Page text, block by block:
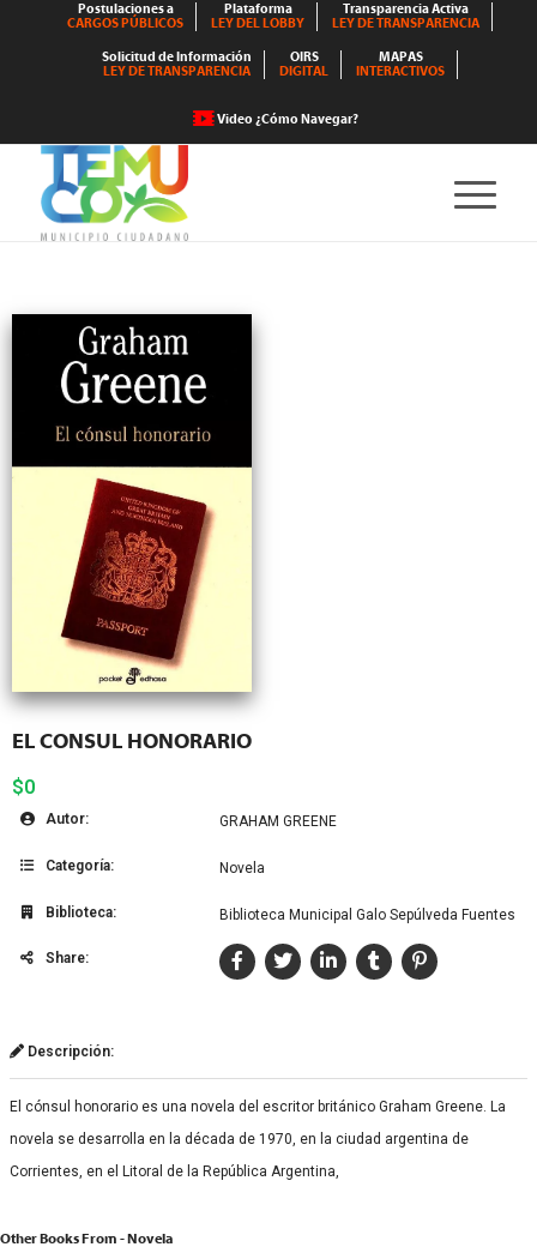
Postulaciones a
CARGOS PÚBLICOS
Plataforma
LEY DEL LOBBY
Transparencia Activa
LEY DE TRANSPARENCIA
Solicitud de Información
LEY DE TRANSPARENCIA
OIRS
DIGITAL
MAPAS
INTERACTIVOS
Video ¿Cómo Navegar?
EL CONSUL HONORARIO
$0
Autor: GRAHAM GREENE
Categoría: Novela
Biblioteca: Biblioteca Municipal Galo Sepúlveda Fuentes
Share:
Descripción:
El cónsul honorario es una novela del escritor británico Graham Greene. La
novela se desarrolla en la década de 1970, en la ciudad argentina de
Corrientes, en el Litoral de la República Argentina,
Other Books From - Novela